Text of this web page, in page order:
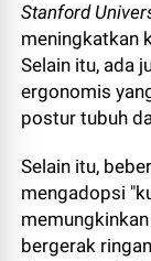
Stanford
meningkatkan
Selain itu, ada
ergonomis
postur tubuh
Selain itu,
mengadopsi
bergerak